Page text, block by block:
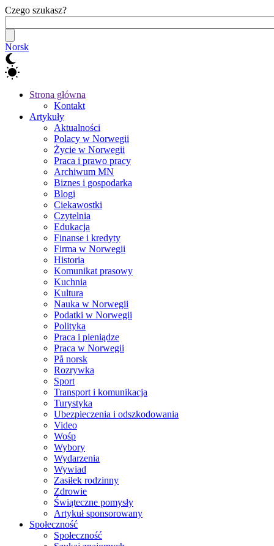
Czego szukasz?
Norsk
Strona główna
Kontakt
Artykuły
Aktualności
Polacy w Norwegii
Życie w Norwegii
Praca i prawo pracy
Archiwum MN
Biznes i gospodarka
Blogi
Ciekawostki
Czytelnia
Edukacja
Finanse i kredyty
Firma w Norwegii
Historia
Komunikat prasowy
Kuchnia
Kultura
Nauka w Norwegii
Podatki w Norwegii
Polityka
Praca i pieniądze
Praca w Norwegii
På norsk
Rozrywka
Sport
Transport i komunikacja
Turystyka
Ubezpieczenia i odszkodowania
Video
Wośp
Wybory
Wydarzenia
Wywiad
Zasiłek rodzinny
Zdrowie
Świąteczne pomysły
Artykuł sponsorowany
Społeczność
Społeczność